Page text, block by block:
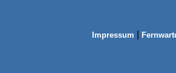
Impressum